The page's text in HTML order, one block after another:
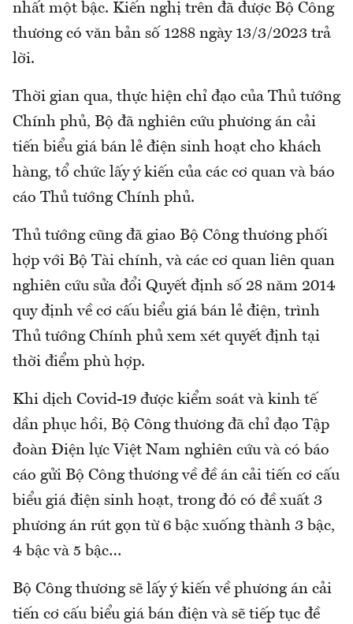
nhất một bậc. Kiến nghị trên đã được Bộ Công
thương có văn bản số 1288 ngày 13/3/2023 trả
lời.
Thời gian qua, thực hiện chỉ đạo của Thủ tướng
Chính phủ, Bộ đã nghiên cứu phương án cải
tiến biểu giá bán lẻ điện sinh hoạt cho khách
hàng, tổ chức lấy ý kiến của các cơ quan và báo
cáo Thủ tướng Chính phủ.
Thủ tướng cũng đã giao Bộ Công thương phối
hợp với Bộ Tài chính, và các cơ quan liên quan
nghiên cứu sửa đổi Quyết định số 28 năm 2014
quy định về cơ cấu biểu giá bán lẻ điện, trình
Thủ tướng Chính phủ xem xét quyết định tại
thời điểm phù hợp.
Khi dịch Covid-19 được kiểm soát và kinh tế
dần phục hồi, Bộ Công thương đã chỉ đạo Tập
đoàn Điện lực Việt Nam nghiên cứu và có báo
cáo gửi Bộ Công thương về đề án cải tiến cơ cấu
biểu giá điện sinh hoạt, trong đó có đề xuất 3
phương án rút gọn từ 6 bậc xuống thành 3 bậc,
4 bậc và 5 bậc…
Bộ Công thương sẽ lấy ý kiến về phương án cải
tiến cơ cấu biểu giá bán điện và sẽ tiếp tục đề